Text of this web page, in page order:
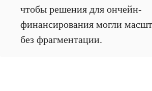
чтобы решения для ончейн-
финансирования могли
без фрагментации.